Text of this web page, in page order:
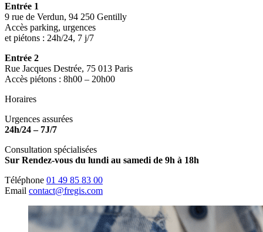
Entrée 1
9 rue de Verdun, 94 250 Gentilly
Accès parking, urgences
et piétons : 24h/24, 7 j/7
Entrée 2
Rue Jacques Destrée, 75 013 Paris
Accès piétons : 8h00 – 20h00
Horaires
Urgences assurées
24h/24 – 7J/7
Consultation spécialisées
Sur Rendez-vous du lundi au samedi de 9h à 18h
Téléphone 01 49 85 83 00
Email contact@fregis.com